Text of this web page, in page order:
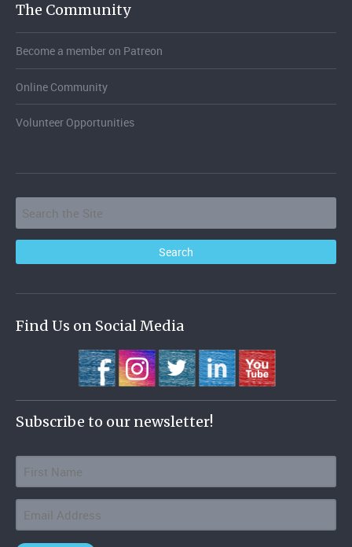
The Community
Become a member on Patreon
Online Community
Volunteer Opportunities
Find Us on Social Media
Subscribe to our newsletter!